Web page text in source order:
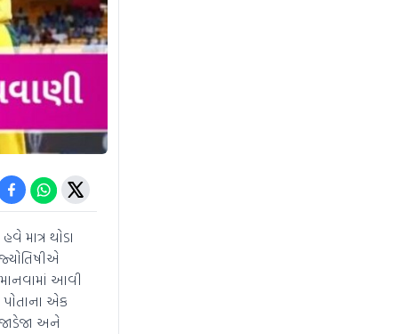
માત્ર થોડા
આવી
એક
જાડેજા અને